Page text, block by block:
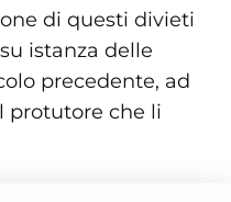
di questi divieti
istanza delle
precedente, ad
protutore che li
neppure